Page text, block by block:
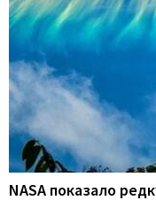
NASA показало